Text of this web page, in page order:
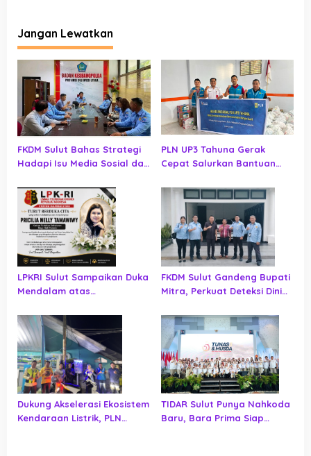
Jangan Lewatkan
FKDM Sulut Bahas Strategi
Hadapi Isu Media Sosial dan
Pemerintah
PLN UP3 Tahuna Gerak
Cepat Salurkan Bantuan
di Sangihe
LPKRI Sulut Sampaikan Duka
Mendalam atas
Kebakaran Mega Mall
Manado
FKDM Sulut Gandeng Bupati
Mitra, Perkuat Deteksi Dini
Dukung Akselerasi Ekosistem
Kendaraan Listrik, PLN
TIDAR Sulut Punya Nahkoda
Baru, Bara Prima Siap